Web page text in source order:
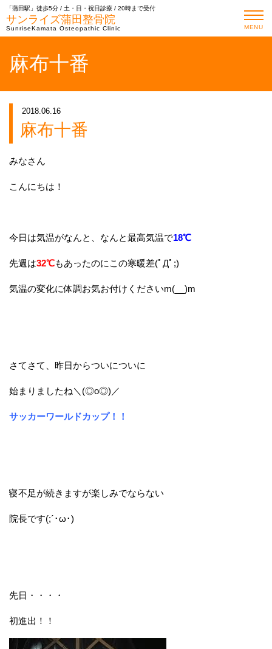
「蒲田駅」徒歩5分 / 土・日・祝日診療 / 20時まで受付
サンライズ蒲田整骨院
SunriseKamata Osteopathic Clinic MENU
麻布十番
2018.06.16
麻布十番
みなさん
こんにちは！
今日は気温がなんと、なんと最高気温で18℃
先週は32℃もあったのにこの寒暖差(ﾟДﾟ;)
気温の変化に体調お気お付けくださいm(__)m
さてさて、昨日からついについに
始まりましたね＼(◎o◎)／
サッカーワールドカップ！！
寝不足が続きますが楽しみでならない
院長です(;´･ω･)
先日・・・・
初進出！！